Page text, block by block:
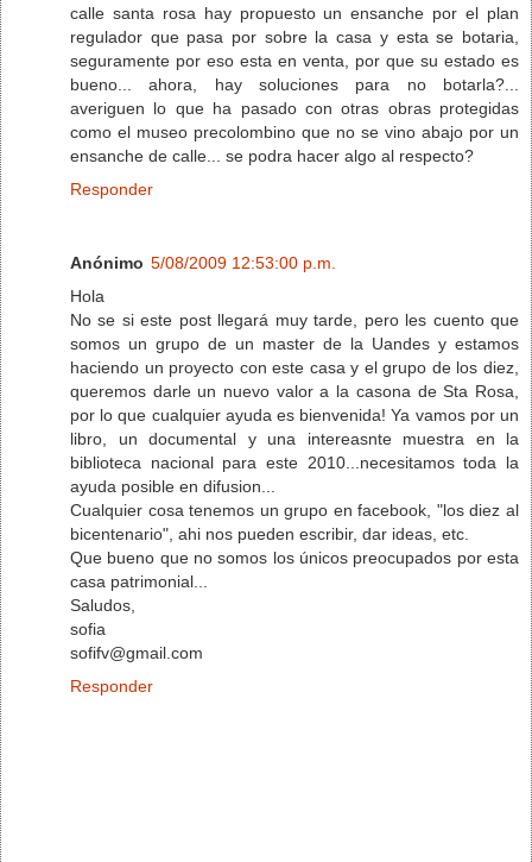
calle santa rosa hay propuesto un ensanche por el plan
regulador que pasa por sobre la casa y esta se botaria,
seguramente por eso esta en venta, por que su estado es
bueno... ahora, hay soluciones para no botarla?...
averiguen lo que ha pasado con otras obras protegidas
como el museo precolombino que no se vino abajo por un
ensanche de calle... se podra hacer algo al respecto?
Responder
Anónimo 5/08/2009 12:53:00 p.m.
Hola
No se si este post llegará muy tarde, pero les cuento que
somos un grupo de un master de la Uandes y estamos
haciendo un proyecto con este casa y el grupo de los diez,
queremos darle un nuevo valor a la casona de Sta Rosa,
por lo que cualquier ayuda es bienvenida! Ya vamos por un
libro, un documental y una intereasnte muestra en la
biblioteca nacional para este 2010...necesitamos toda la
ayuda posible en difusion...
Cualquier cosa tenemos un grupo en facebook, "los diez al
bicentenario", ahi nos pueden escribir, dar ideas, etc.
Que bueno que no somos los únicos preocupados por esta
casa patrimonial...
Saludos,
sofia
sofifv@gmail.com
Responder